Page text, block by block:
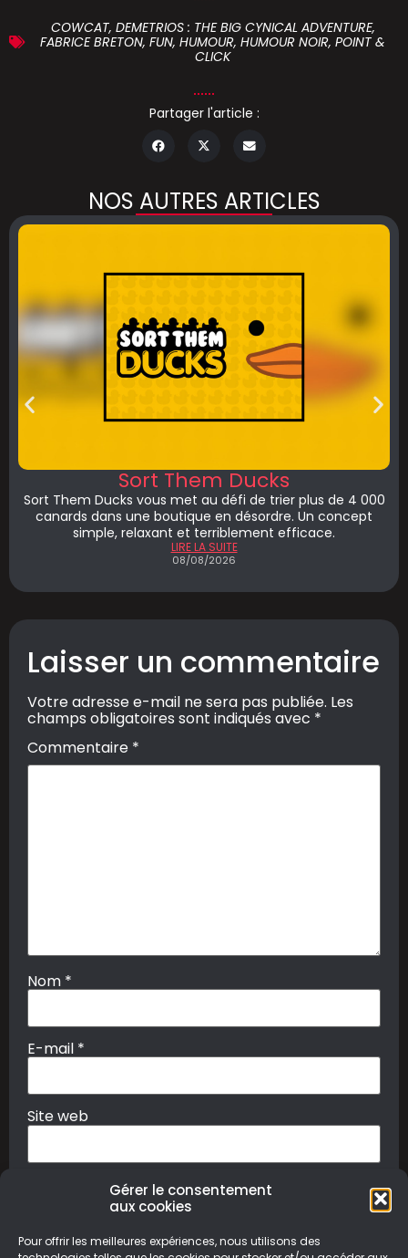
Gérer le consentement
aux cookies
Pour offrir les meilleures expériences, nous utilisons des
COWCAT, DEMETRIOS : THE BIG CYNICAL ADVENTURE,
FABRICE BRETON, FUN, HUMOUR, HUMOUR NOIR, POINT &
CLICK
Partager l'article :
NOS AUTRES ARTICLES
Sort Them Ducks
Sort Them Ducks vous met au défi de trier plus de 4 000
canards dans une boutique en désordre. Un concept
simple, relaxant et terriblement efficace.
LIRE LA SUITE
08/08/2026
Laisser un commentaire
Votre adresse e-mail ne sera pas publiée. Les
champs obligatoires sont indiqués avec *
Commentaire *
Nom *
E-mail *
Site web